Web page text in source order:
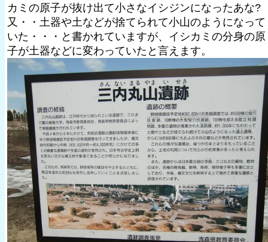
カミの原子が抜け出て小さなイシジンになったあな?
又・・土器や土などが捨てられて小山のようになって
いた・・・と書かれていますが、イシカミの分身の原
子が土器などに変わっていたと言えます。